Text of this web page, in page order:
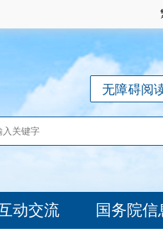
无障碍阅
动交流 国务院信